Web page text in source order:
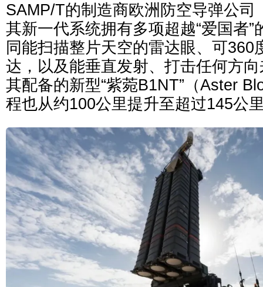
SAMP/T的制造商欧洲防空导弹公司
其新一代系统拥有多项超越“爱国者
同能扫描整片天空的雷达眼、可360
达，以及能垂直发射、打击任何方
其配备的新型“紫菀B1NT”（Aster
程也从约100公里提升至超过145公